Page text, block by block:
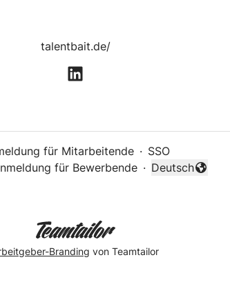
talentbait.de/
für Mitarbeitende · SSO
für Bewerbende ·
Sprache
Deutsch
Branding von Teamtailor